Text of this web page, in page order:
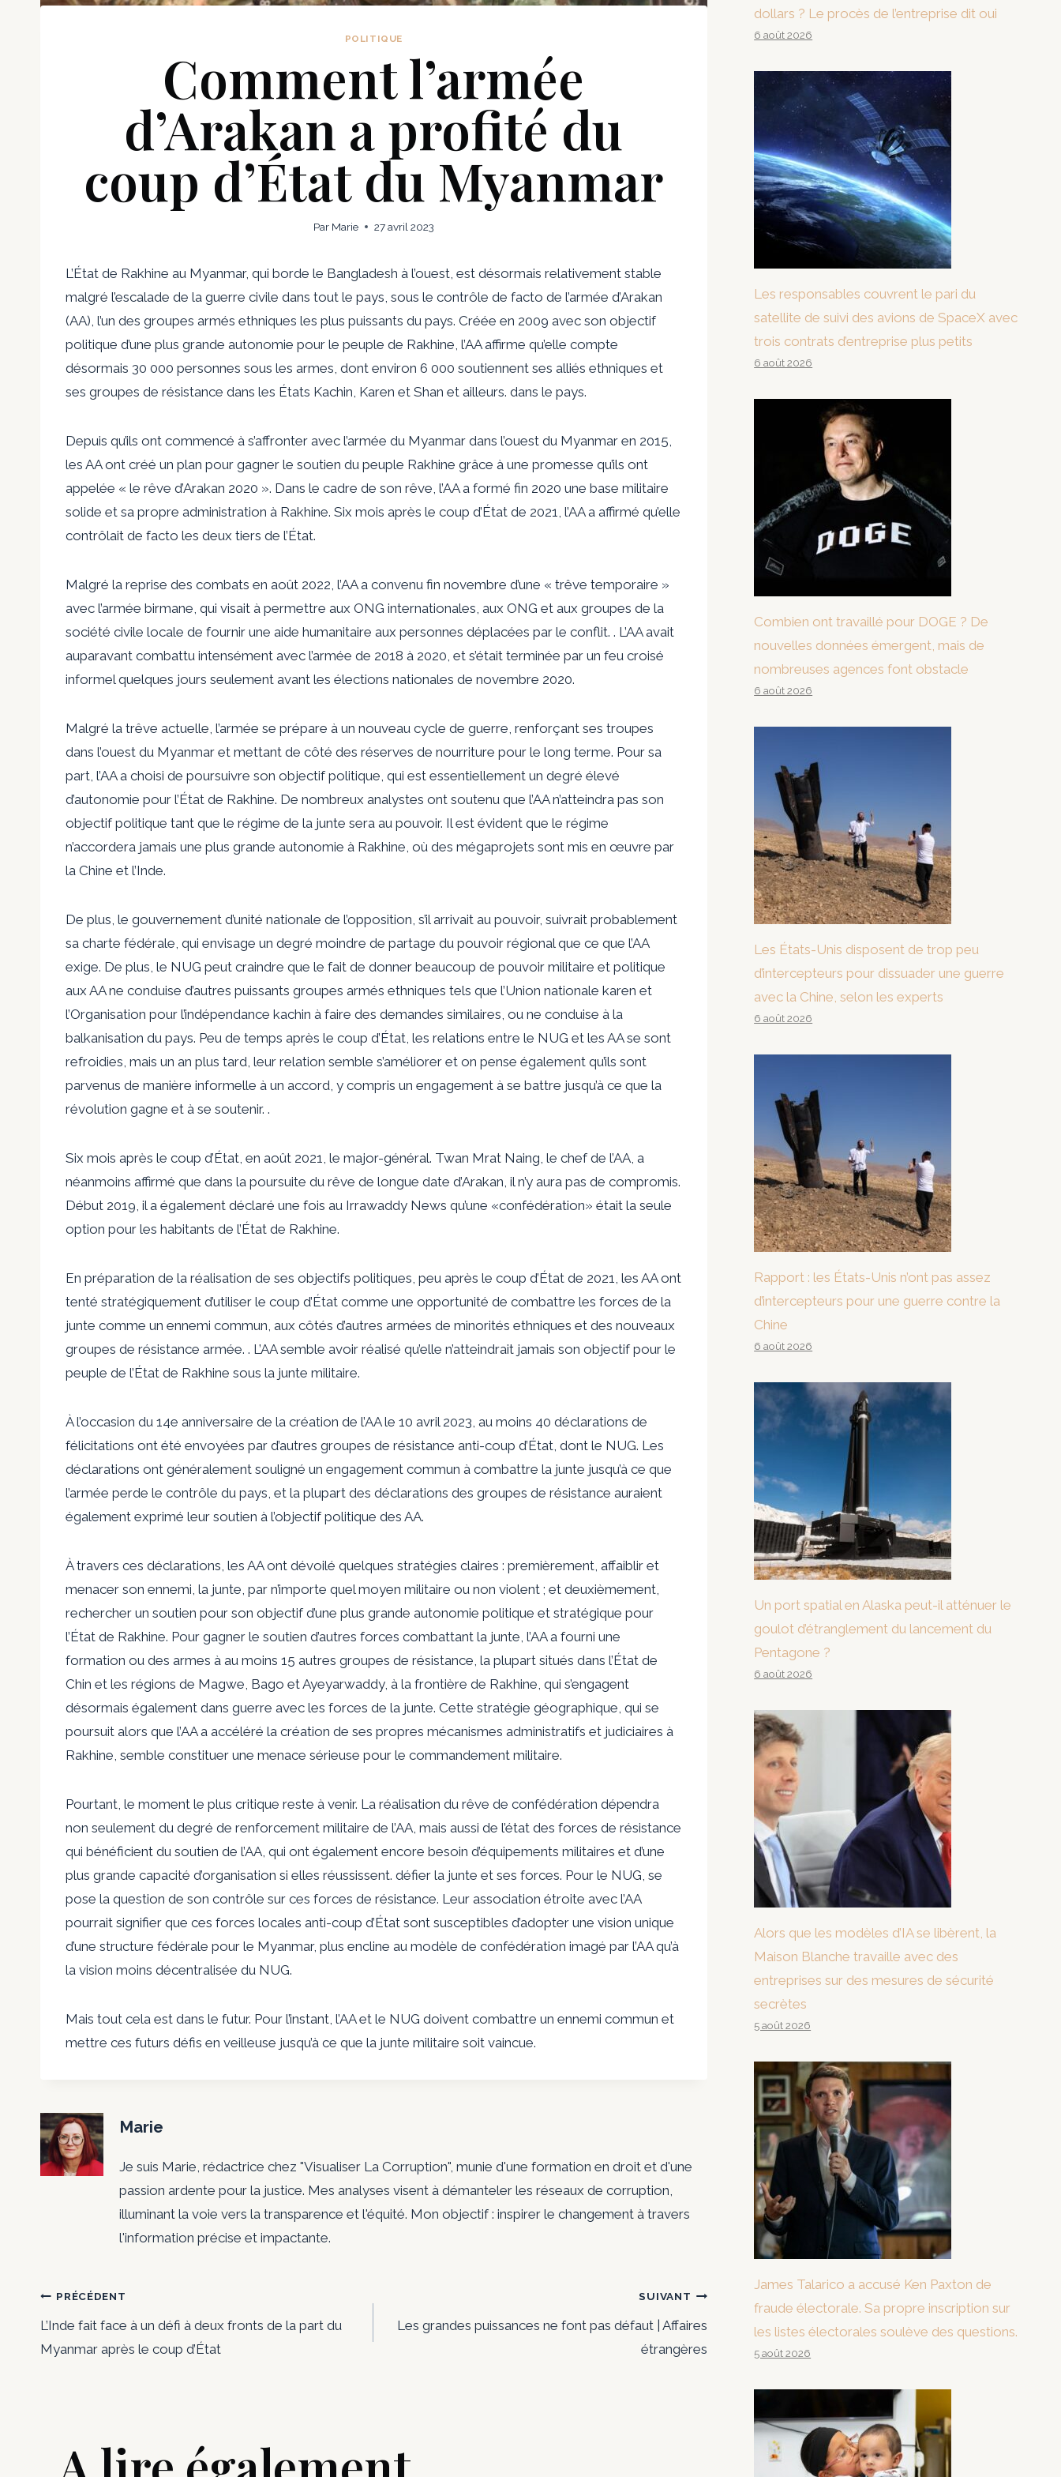
POLITIQUE
Comment l’armée
d’Arakan a profité du
coup d’État du Myanmar
Par Marie 27 avril 2023
L’État de Rakhine au Myanmar, qui borde le Bangladesh à l’ouest, est désormais relativement stable
malgré l’escalade de la guerre civile dans tout le pays, sous le contrôle de facto de l’armée d’Arakan
(AA), l’un des groupes armés ethniques les plus puissants du pays. Créée en 2009 avec son objectif
politique d’une plus grande autonomie pour le peuple de Rakhine, l’AA affirme qu’elle compte
désormais 30 000 personnes sous les armes, dont environ 6 000 soutiennent ses alliés ethniques et
ses groupes de résistance dans les États Kachin, Karen et Shan et ailleurs. dans le pays.
Depuis qu’ils ont commencé à s’affronter avec l’armée du Myanmar dans l’ouest du Myanmar en 2015,
les AA ont créé un plan pour gagner le soutien du peuple Rakhine grâce à une promesse qu’ils ont
appelée « le rêve d’Arakan 2020 ». Dans le cadre de son rêve, l’AA a formé fin 2020 une base militaire
solide et sa propre administration à Rakhine. Six mois après le coup d’État de 2021, l’AA a affirmé qu’elle
contrôlait de facto les deux tiers de l’État.
Malgré la reprise des combats en août 2022, l’AA a convenu fin novembre d’une « trêve temporaire »
avec l’armée birmane, qui visait à permettre aux ONG internationales, aux ONG et aux groupes de la
société civile locale de fournir une aide humanitaire aux personnes déplacées par le conflit. . L’AA avait
auparavant combattu intensément avec l’armée de 2018 à 2020, et s’était terminée par un feu croisé
informel quelques jours seulement avant les élections nationales de novembre 2020.
Malgré la trêve actuelle, l’armée se prépare à un nouveau cycle de guerre, renforçant ses troupes
dans l’ouest du Myanmar et mettant de côté des réserves de nourriture pour le long terme. Pour sa
part, l’AA a choisi de poursuivre son objectif politique, qui est essentiellement un degré élevé
d’autonomie pour l’État de Rakhine. De nombreux analystes ont soutenu que l’AA n’atteindra pas son
objectif politique tant que le régime de la junte sera au pouvoir. Il est évident que le régime
n’accordera jamais une plus grande autonomie à Rakhine, où des mégaprojets sont mis en œuvre par
la Chine et l’Inde.
De plus, le gouvernement d’unité nationale de l’opposition, s’il arrivait au pouvoir, suivrait probablement
sa charte fédérale, qui envisage un degré moindre de partage du pouvoir régional que ce que l’AA
exige. De plus, le NUG peut craindre que le fait de donner beaucoup de pouvoir militaire et politique
aux AA ne conduise d’autres puissants groupes armés ethniques tels que l’Union nationale karen et
l’Organisation pour l’indépendance kachin à faire des demandes similaires, ou ne conduise à la
balkanisation du pays. Peu de temps après le coup d’État, les relations entre le NUG et les AA se sont
refroidies, mais un an plus tard, leur relation semble s’améliorer et on pense également qu’ils sont
parvenus de manière informelle à un accord, y compris un engagement à se battre jusqu’à ce que la
révolution gagne et à se soutenir. .
Six mois après le coup d’État, en août 2021, le major-général. Twan Mrat Naing, le chef de l’AA, a
néanmoins affirmé que dans la poursuite du rêve de longue date d’Arakan, il n’y aura pas de compromis.
Début 2019, il a également déclaré une fois au Irrawaddy News qu’une «confédération» était la seule
option pour les habitants de l’État de Rakhine.
En préparation de la réalisation de ses objectifs politiques, peu après le coup d’État de 2021, les AA ont
tenté stratégiquement d’utiliser le coup d’État comme une opportunité de combattre les forces de la
junte comme un ennemi commun, aux côtés d’autres armées de minorités ethniques et des nouveaux
groupes de résistance armée. . L’AA semble avoir réalisé qu’elle n’atteindrait jamais son objectif pour le
peuple de l’État de Rakhine sous la junte militaire.
À l’occasion du 14e anniversaire de la création de l’AA le 10 avril 2023, au moins 40 déclarations de
félicitations ont été envoyées par d’autres groupes de résistance anti-coup d’État, dont le NUG. Les
déclarations ont généralement souligné un engagement commun à combattre la junte jusqu’à ce que
l’armée perde le contrôle du pays, et la plupart des déclarations des groupes de résistance auraient
également exprimé leur soutien à l’objectif politique des AA.
À travers ces déclarations, les AA ont dévoilé quelques stratégies claires : premièrement, affaiblir et
menacer son ennemi, la junte, par n’importe quel moyen militaire ou non violent ; et deuxièmement,
rechercher un soutien pour son objectif d’une plus grande autonomie politique et stratégique pour
l’État de Rakhine. Pour gagner le soutien d’autres forces combattant la junte, l’AA a fourni une
formation ou des armes à au moins 15 autres groupes de résistance, la plupart situés dans l’État de
Chin et les régions de Magwe, Bago et Ayeyarwaddy, à la frontière de Rakhine, qui s’engagent
désormais également dans guerre avec les forces de la junte. Cette stratégie géographique, qui se
poursuit alors que l’AA a accéléré la création de ses propres mécanismes administratifs et judiciaires à
Rakhine, semble constituer une menace sérieuse pour le commandement militaire.
Pourtant, le moment le plus critique reste à venir. La réalisation du rêve de confédération dépendra
non seulement du degré de renforcement militaire de l’AA, mais aussi de l’état des forces de résistance
qui bénéficient du soutien de l’AA, qui ont également encore besoin d’équipements militaires et d’une
plus grande capacité d’organisation si elles réussissent. défier la junte et ses forces. Pour le NUG, se
pose la question de son contrôle sur ces forces de résistance. Leur association étroite avec l’AA
pourrait signifier que ces forces locales anti-coup d’État sont susceptibles d’adopter une vision unique
d’une structure fédérale pour le Myanmar, plus encline au modèle de confédération imagé par l’AA qu’à
la vision moins décentralisée du NUG.
Mais tout cela est dans le futur. Pour l’instant, l’AA et le NUG doivent combattre un ennemi commun et
mettre ces futurs défis en veilleuse jusqu’à ce que la junte militaire soit vaincue.
Marie
Je suis Marie, rédactrice chez "Visualiser La Corruption", munie d'une formation en droit et d'une
passion ardente pour la justice. Mes analyses visent à démanteler les réseaux de corruption,
illuminant la voie vers la transparence et l'équité. Mon objectif : inspirer le changement à travers
l'information précise et impactante.
Navigation
de
PRÉCÉDENT
L’Inde fait face à un défi à deux fronts de la part du
Myanmar après le coup d’État
SUIVANT
Les grandes puissances ne font pas défaut | Affaires
étrangères
dollars ? Le procès de l’entreprise dit oui
6 août 2026
Les responsables couvrent le pari du
satellite de suivi des avions de SpaceX avec
trois contrats d’entreprise plus petits
6 août 2026
Combien ont travaillé pour DOGE ? De
nouvelles données émergent, mais de
nombreuses agences font obstacle
6 août 2026
Les États-Unis disposent de trop peu
d’intercepteurs pour dissuader une guerre
avec la Chine, selon les experts
6 août 2026
Rapport : les États-Unis n’ont pas assez
d’intercepteurs pour une guerre contre la
Chine
6 août 2026
Un port spatial en Alaska peut-il atténuer le
goulot d’étranglement du lancement du
Pentagone ?
6 août 2026
Alors que les modèles d’IA se libèrent, la
Maison Blanche travaille avec des
entreprises sur des mesures de sécurité
secrètes
5 août 2026
James Talarico a accusé Ken Paxton de
fraude électorale. Sa propre inscription sur
les listes électorales soulève des questions.
5 août 2026